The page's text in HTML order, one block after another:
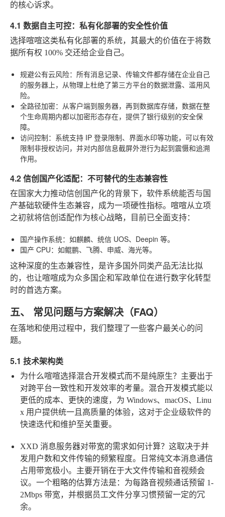
的核心诉求。
4.1 数据自主可控：私有化部署的安全性价值
选择喧喧这类私有化部署的系统，其最大的价值在于将数
据所有权 100% 交还给企业自己。
规避公有云风险：所有消息记录、传输文件都存储在企业自己
的服务器上，从物理上杜绝了第三方平台的数据泄露、滥用风
险。
全路径加密：从客户端到服务器，再到数据库存储，数据在整
个生命周期内都以加密形态存在，提供了银行级别的安全保
障。
访问控制：系统支持 IP 登录限制、界面水印等功能，可以有效
限制非授权访问，并对内部信息截屏外泄行为起到震慑和追溯
作用。
4.2 信创国产化适配：不可替代的生态兼容性
在国家大力推动信创国产化的背景下，软件系统能否与国
产基础软硬件生态兼容，成为一项硬性指标。喧喧从立项
之初就将信创适配作为核心战略，目前已全面支持：
国产操作系统：如麒麟、统信 UOS、Deepin 等。
国产 CPU：如鲲鹏、飞腾、申威、海光等。
这种深度的生态兼容性，是许多国外同类产品无法比拟
的，也让喧喧成为众多国企和军政单位在进行数字化转型
时的首选方案。
五、 常见问题与方案解决（FAQ）
在落地和使用过程中，我们整理了一些客户最关心的问
题。
5.1 技术架构类
为什么喧喧选择混合开发模式而不是纯原生？ 主要出于
对跨平台一致性和开发效率的考量。混合开发模式能以
更低的成本、更快的速度，为 Windows、macOS、Linu
x 用户提供统一且高质量的体验，这对于企业级软件的
快速迭代和维护至关重要。
XXD 消息服务器对带宽的需求如何计算？ 这取决于并
发用户数和文件传输的频繁程度。日常纯文本消息通信
占用带宽极小。主要开销在于大文件传输和音视频会
议。一个粗略的估算方法是：为每路音视频通话预留 1-
2Mbps 带宽，并根据员工文件分享习惯预留一定的冗
余。